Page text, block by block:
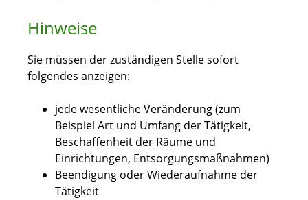
Hinweise
Sie müssen der zuständigen Stelle sofort
folgendes anzeigen:
jede wesentliche Veränderung (zum
Beispiel Art und Umfang der Tätigkeit,
Beschaffenheit der Räume und
Einrichtungen, Entsorgungsmaßnahmen)
Beendigung oder Wiederaufnahme der
Tätigkeit